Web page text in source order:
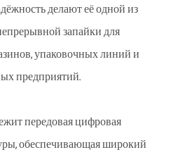
делают её одной из
запайки для
упаковочных линий и
предприятий.
передовая цифровая
обеспечивающая широкий